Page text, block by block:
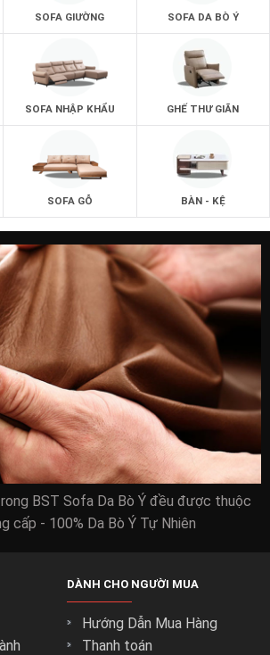
SOFA GIƯỜNG SOFA DA BÒ Ý
SOFA NHẬP KHẨU GHẾ THƯ GIÃN
SOFA GỖ BÀN - KỆ
BST Sofa Da Bò Ý đều được thuộc
cấp - 100% Da Bò Ý Tự Nhiên
DÀNH CHO NGƯỜI MUA
Hướng Dẫn Mua Hàng
Thanh toán